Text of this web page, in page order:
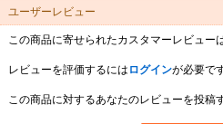
ユーザーレビュー
この商品に寄せられたカスタマーレビュー
レビューを評価するには ログインが必要で
この商品に対するあなたのレビューを投稿